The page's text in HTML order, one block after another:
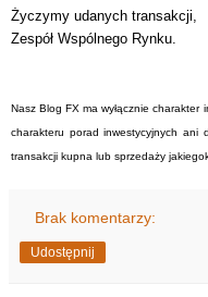
Życzymy udanych transakcji,
Zespół Wspólnego Rynku.
Nasz Blog FX ma wyłącznie charakter
charakteru porad inwestycyjnych ani
transakcji kupna lub sprzedaży
Brak komentarzy:
Udostępnij